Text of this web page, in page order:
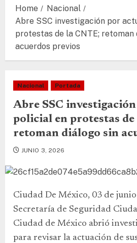
Home
Nacional
Abre SSC investigación por
protestas de la CNTE; retoman
acuerdos previos
Nacional Portada
Abre SSC
policial en protestas de
retoman diálogo sin
JUNIO 3, 2026
Ciudad De México, 03 de
Secretaría de Seguridad
Ciudad de México abrió
para revisar la actuación de